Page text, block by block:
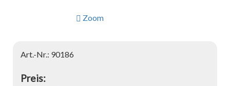
Zoom
Art.-Nr.: 90186
Preis: